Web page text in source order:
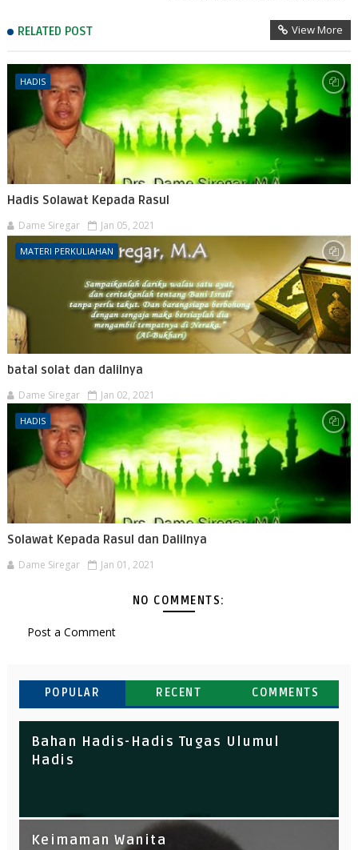
RELATED POST View More
HADIS
Hadis Solawat Kepada Rasul
Dame Siregar Jan 05, 2021
MATERI PERKULIAHAN
batal solat dan dalilnya
Dame Siregar Jan 02, 2021
HADIS
Solawat Kepada Rasul dan Dalilnya
Dame Siregar Jan 01, 2021
NO COMMENTS:
Post a Comment
POPULAR RECENT COMMENTS
ulumul Hadis dan hadis Siyasah
Kontrak Kuliah
Bahan Hadis-Hadis Tugas Ulumul
Hadis
Hadis Siyasah Pertemuan 15, ke 16 UAS
Analisisi Hadis-Hadis Tentang Solat
Keimaman Wanita